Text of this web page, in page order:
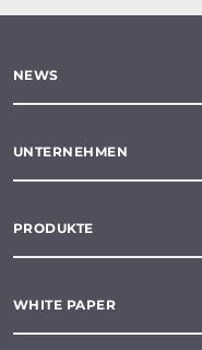
NEWS
UNTERNEHMEN
PRODUKTE
WHITE PAPER